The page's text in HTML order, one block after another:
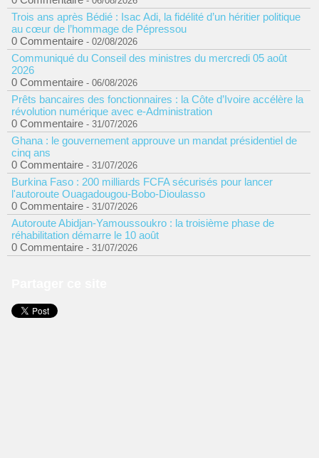
Trois ans après Bédié : Isac Adi, la fidélité d’un héritier politique
au cœur de l’hommage de Pépressou
0 Commentaire - 02/08/2026
Communiqué du Conseil des ministres du mercredi 05 août
2026
0 Commentaire - 06/08/2026
Prêts bancaires des fonctionnaires : la Côte d’Ivoire accélère la
révolution numérique avec e-Administration
0 Commentaire - 31/07/2026
Ghana : le gouvernement approuve un mandat présidentiel de
cinq ans
0 Commentaire - 31/07/2026
Burkina Faso : 200 milliards FCFA sécurisés pour lancer
l'autoroute Ouagadougou-Bobo-Dioulasso
0 Commentaire - 31/07/2026
Autoroute Abidjan-Yamoussoukro : la troisième phase de
réhabilitation démarre le 10 août
0 Commentaire - 31/07/2026